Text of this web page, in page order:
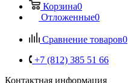
Корзина0
Отложенные0
Сравнение товаров0
+7 (812) 385 51 66
Контактная информация